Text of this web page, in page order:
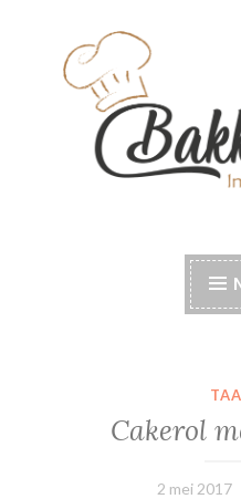
Cakerol
2 mei 2017